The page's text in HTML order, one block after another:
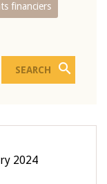
financiers
2024